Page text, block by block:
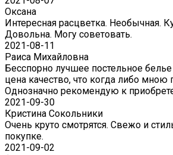
Оксана
Интересная расцветка. Необычная.
Довольна. Могу советовать.
2021-08-11
Раиса Михайловна
Бесспорно лучшее постельное
цена качество, что когда либо мною
Однозначно рекомендую к
2021-09-30
Кристина Сокольники
Очень круто смотрятся. Свежо и
покупке.
2021-09-02